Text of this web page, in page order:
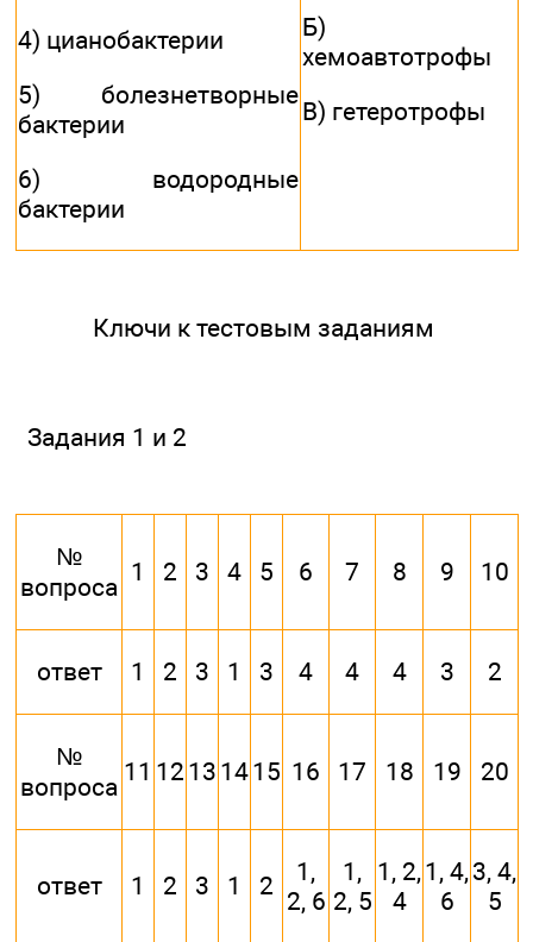
4) цианобактерии
5) болезнетворные
бактерии
6) водородные
бактерии
Б)
хемоавтотрофы
B) гетеротрофы
Ключи к тестовым заданиям
Задания 1 и 2
№
вопроса
1 2 3 4 5 6 7 8 9 10
ответ 1 2 3 1 3 4 4 4 3 2
№
вопроса
11 12 13 1415 16 17 18 19 20
ответ 1 2 3 1 2
1,
2, 6
1,
2, 5
1, 2,
4
1, 4,
6
3, 4,
5